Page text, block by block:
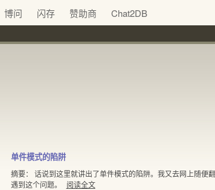
博问 闪存 赞助商 Chat2DB
单件模式的陷阱
摘要： 话说到这里就讲出了单件模式的陷阱。我又去网上随便
遇到这个问题。
阅读全文